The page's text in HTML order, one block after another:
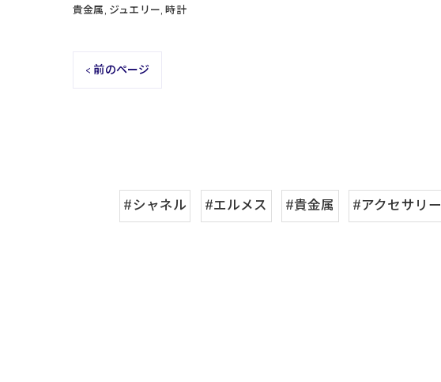
貴金属 ジュエリー 時計
< 前のページ
#シャネル #エルメス #貴金属 #アクセサリー